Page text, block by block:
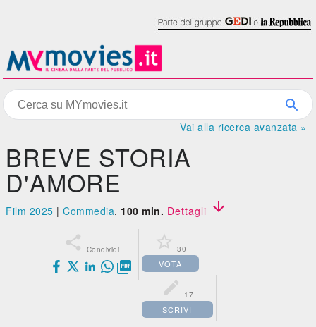
Vai alla ricerca avanzata »
BREVE STORIA
D'AMORE
Film 2025 |Commedia, 100 min. Dettagli 
 Condividi

 30
VOTA
 17
SCRIVI